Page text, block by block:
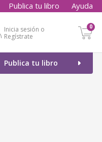
Publica tu libro Ayuda
Inicia sesión o
Regístrate
0
Publica tu libro